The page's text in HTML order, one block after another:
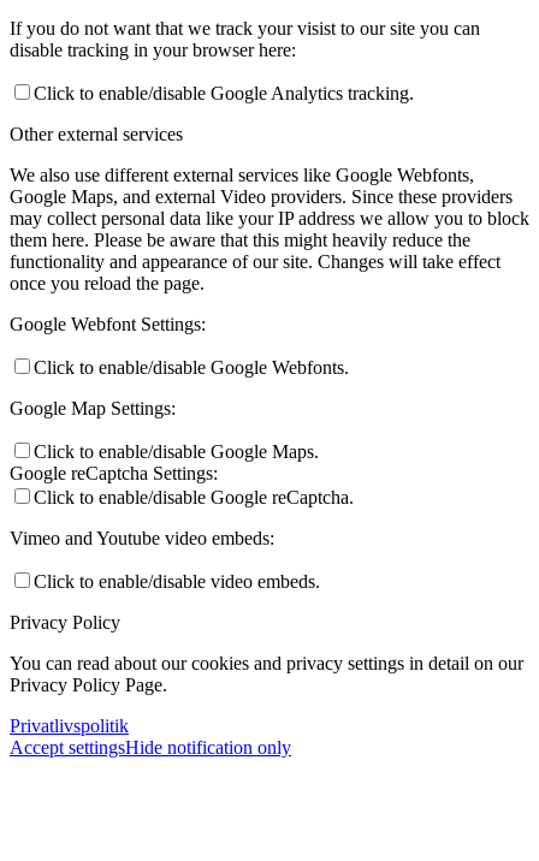
If you do not want that we track your visist to our site you can
disable tracking in your browser here:
Click to enable/disable Google Analytics tracking.
Other external services
We also use different external services like Google Webfonts,
Google Maps, and external Video providers. Since these providers
may collect personal data like your IP address we allow you to block
them here. Please be aware that this might heavily reduce the
functionality and appearance of our site. Changes will take effect
once you reload the page.
Google Webfont Settings:
Click to enable/disable Google Webfonts.
Google Map Settings:
Click to enable/disable Google Maps.
Google reCaptcha Settings:
Click to enable/disable Google reCaptcha.
Vimeo and Youtube video embeds:
Click to enable/disable video embeds.
Privacy Policy
You can read about our cookies and privacy settings in detail on our
Privacy Policy Page.
Privatlivspolitik
Accept settingsHide notification only